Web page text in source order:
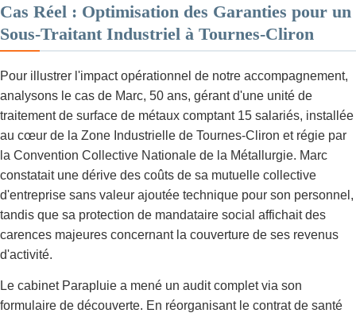
Cas Réel : Optimisation des Garanties pour un
Sous-Traitant Industriel à Tournes-Cliron
Pour illustrer l'impact opérationnel de notre accompagnement,
analysons le cas de Marc, 50 ans, gérant d'une unité de
traitement de surface de métaux comptant 15 salariés, installée
au cœur de la Zone Industrielle de Tournes-Cliron et régie par
la Convention Collective Nationale de la Métallurgie. Marc
constatait une dérive des coûts de sa mutuelle collective
d'entreprise sans valeur ajoutée technique pour son personnel,
tandis que sa protection de mandataire social affichait des
carences majeures concernant la couverture de ses revenus
d'activité.
Le cabinet Parapluie a mené un audit complet via son
formulaire de découverte. En réorganisant le contrat de santé